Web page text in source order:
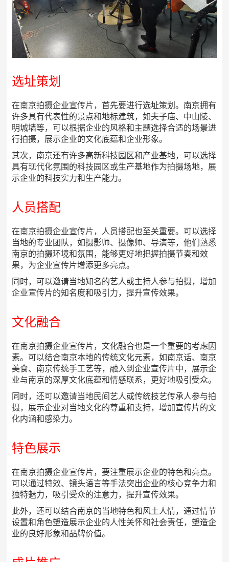
选址策划
在南京拍摄企业宣传片，首先要进行选址策划。南京拥有
许多具有代表性的景点和地标建筑，如夫子庙、中山陵、
明城墙等，可以根据企业的风格和主题选择合适的场景进
行拍摄，展示企业的文化底蕴和企业形象。
其次，南京还有许多高新科技园区和产业基地，可以选择
具有现代化氛围的科技园区或生产基地作为拍摄场地，展
示企业的科技实力和生产能力。
人员搭配
在南京拍摄企业宣传片，人员搭配也至关重要。可以选择
当地的专业团队，如摄影师、摄像师、导演等，他们熟悉
南京的拍摄环境和氛围，能够更好地把握拍摄节奏和效
果，为企业宣传片增添更多亮点。
同时，可以邀请当地知名的艺人或主持人参与拍摄，增加
企业宣传片的知名度和吸引力，提升宣传效果。
文化融合
在南京拍摄企业宣传片，文化融合也是一个重要的考虑因
素。可以结合南京本地的传统文化元素，如南京话、南京
美食、南京传统手工艺等，融入到企业宣传片中，展示企
业与南京的深厚文化底蕴和情感联系，更好地吸引受众。
同时，还可以邀请当地民间艺人或传统技艺传承人参与拍
摄，展示企业对当地文化的尊重和支持，增加宣传片的文
化内涵和感染力。
特色展示
在南京拍摄企业宣传片，要注重展示企业的特色和亮点。
可以通过特效、镜头语言等手法突出企业的核心竞争力和
独特魅力，吸引受众的注意力，提升宣传效果。
此外，还可以结合南京的当地特色和风土人情，通过情节
设置和角色塑造展示企业的人性关怀和社会责任，塑造企
业的良好形象和品牌价值。